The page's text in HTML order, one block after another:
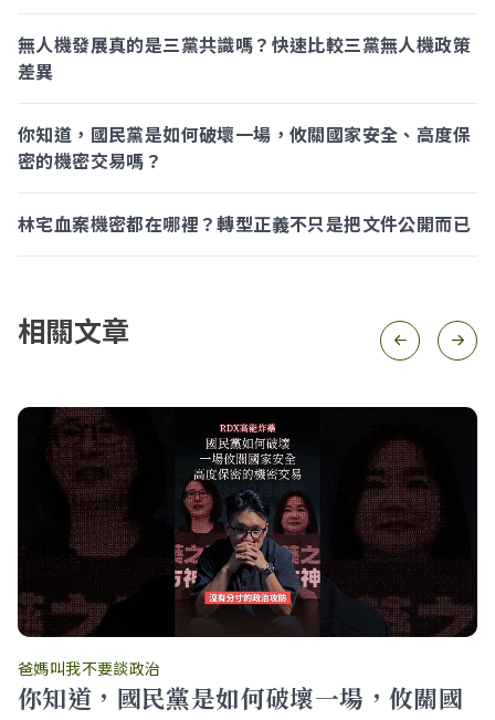
無人機發展真的是三黨共識嗎？快速比較三黨無人機政策
差異
你知道，國民黨是如何破壞一場，攸關國家安全、高度保
密的機密交易嗎？
林宅血案機密都在哪裡？轉型正義不只是把文件公開而已
相關文章
爸媽叫我不要談政治
你知道，國民黨是如何破壞一場，攸關國